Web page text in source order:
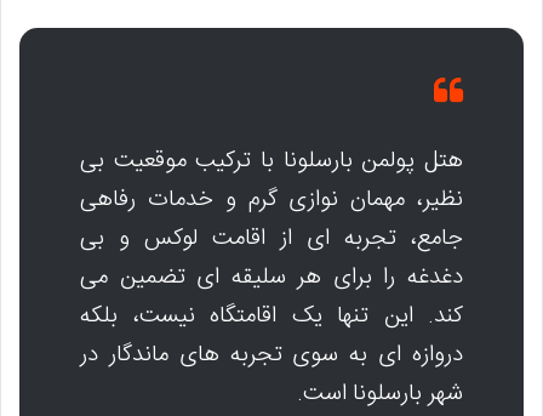
هتل پولمن بارسلونا با ترکیب موقعیت بی
نظیر، مهمان نوازی گرم و خدمات رفاهی
جامع، تجربه ای از اقامت لوکس و بی
دغدغه را برای هر سلیقه ای تضمین می
کند. این تنها یک اقامتگاه نیست، بلکه
دروازه ای به سوی تجربه های ماندگار در
شهر بارسلونا است.